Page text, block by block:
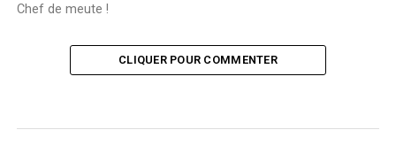
Chef de meute !
CLIQUER POUR COMMENTER